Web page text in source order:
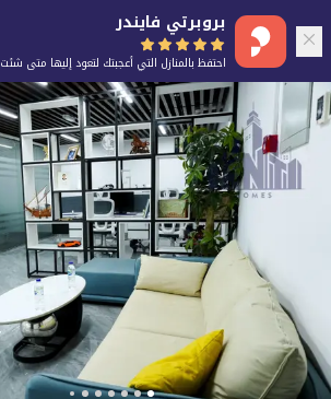
بروبرتي فايندر
احتفظ بالمنازل التي أعجبتك لتعود إليها متى شئت